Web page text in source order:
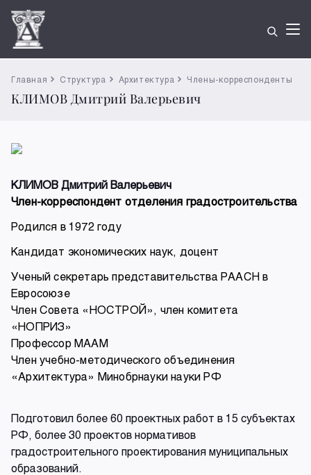
Главная Структура Архитектура Члены-корреспонденты
КЛИМОВ Дмитрий Валерьевич
КЛИМОВ Дмитрий Валерьевич
Член-корреспондент отделения градостроительства
Родился в 1972 году
Кандидат экономических наук, доцент
Ученый секретарь представительства РААСН в
Евросоюзе
Член Совета «НОСТРОЙ», член комитета
«НОПРИЗ»
Профессор МААМ
Член учебно-методического объединения
«Архитектура» Минобрнауки науки РФ
Подготовил более 60 проектных работ в 15 субъектах
РФ, более 30 проектов нормативов
градостроительного проектирования муниципальных
образований.